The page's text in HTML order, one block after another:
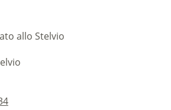
allo Stelvio